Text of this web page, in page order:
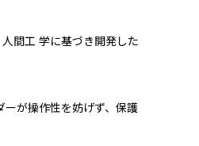
間工 学に基づき開発した
ーが操作性を妨げず、保護